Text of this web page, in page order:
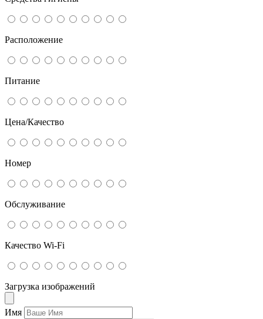
Расположение
Питание
Цена/Качество
Номер
Обслуживание
Качество Wi-Fi
Загрузка изображений
Имя